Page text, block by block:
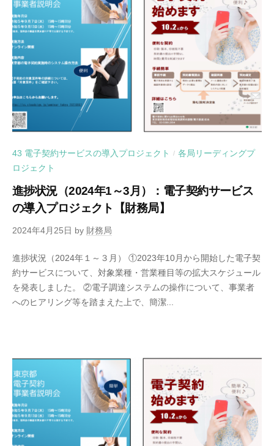
43 電子契約サービスの導入プロジェクト / 各局リーディングプ
ロジェクト
進捗状況（2024年1～3月）：電子契約サービス
の導入プロジェクト【財務局】
2024年4月25日 by 財務局
進捗状況（2024年１～３月） ①2023年10月から開始した電子契
約サービスについて、対象業種・営業種目等の拡大スケジュール
を発表しました。 ②電子調達システムの操作について、事業者
へのヒアリング等を踏まえた上で、簡潔...